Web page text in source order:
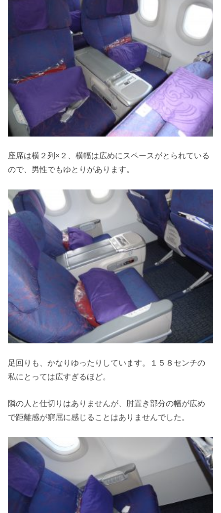
座席は横２列×２、横幅は広めにスペースがとられている
ので、男性でもゆとりがあります。
足回りも、かなりゆったりしています。１５８センチの
私にとっては広すぎるほど。
隣の人と仕切りはありませんが、肘置き部分の幅が広め
で距離感が窮屈に感じることはありませんでした。